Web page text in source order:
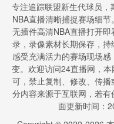
专注追踪联盟新生代球员
NBA直播清晰捕捉赛场细
无插件高清NBA直播打开
录，录像素材长期保存，持
感受充满活力的赛场现场
变。欢迎访问24直播网，
可，禁止复制、修改、传
分内容来源于互联网，若
面更新时间：